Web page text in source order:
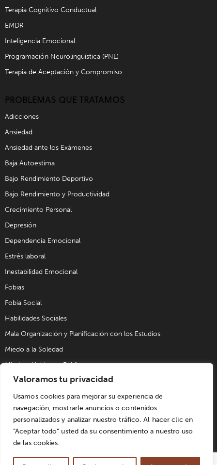
Valoramos tu privacidad
Usamos cookies para mejorar su experiencia de
navegación, mostrarle anuncios o contenidos
personalizados y analizar nuestro tráfico. Al hacer clic en
“Aceptar todo” usted da su consentimiento a nuestro uso
de las cookies.
Terapia Cognitivo Conductual
EMDR
Inteligencia Emocional
Programación Neurolingüística (PNL)
Terapia de Aceptación y Compromiso
PROBLEMAS QUE TRATAMOS
Adicciones
Ansiedad
Ansiedad ante los Exámenes
Baja Autoestima
Bajo Rendimiento Deportivo
Bajo Rendimiento y Productividad
Crecimiento Personal
Depresión
Dependencia Emocional
Estrés laboral
Inestabilidad Emocional
Fobias
Fobia Social
Habilidades Sociales
Mala Organización y Planificación con los Estudios
Miedo a la Soledad
Miedo a Hablar en Público
Problemas de Pareja
Problemas Sexuales
Trastorno Obsesivo Compulsivo (TOC)
Trastornos de Alimentación
© UPAD Psicología y Coaching S.L. | Todos los derechos